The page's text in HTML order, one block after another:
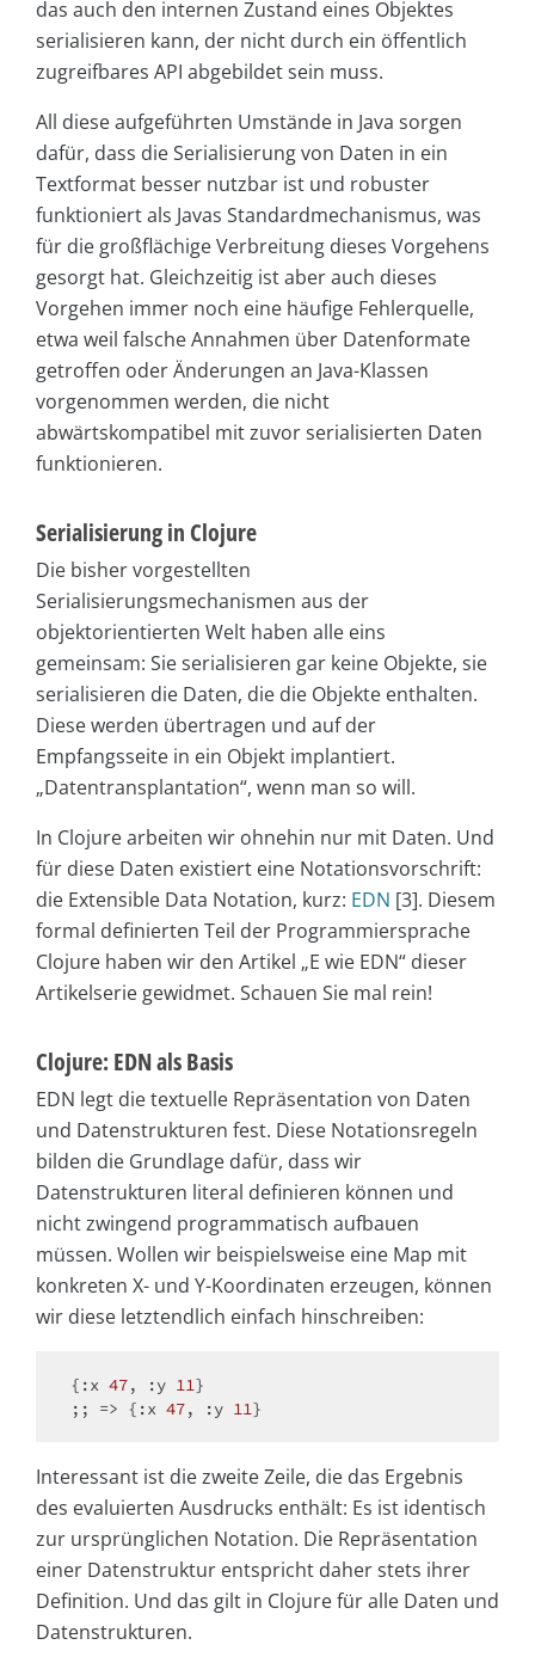
das auch den internen Zustand eines Objektes
serialisieren kann, der nicht durch ein öffentlich
zugreifbares API abgebildet sein muss.
All diese aufgeführten Umstände in Java sorgen
dafür, dass die Serialisierung von Daten in ein
Textformat besser nutzbar ist und robuster
funktioniert als Javas Standardmechanismus, was
für die großflächige Verbreitung dieses Vorgehens
gesorgt hat. Gleichzeitig ist aber auch dieses
Vorgehen immer noch eine häufige Fehlerquelle,
etwa weil falsche Annahmen über Datenformate
getroffen oder Änderungen an Java-Klassen
vorgenommen werden, die nicht
abwärtskompatibel mit zuvor serialisierten Daten
funktionieren.
Serialisierung in Clojure
Die bisher vorgestellten
Serialisierungsmechanismen aus der
objektorientierten Welt haben alle eins
gemeinsam: Sie serialisieren gar keine Objekte, sie
serialisieren die Daten, die die Objekte enthalten.
Diese werden übertragen und auf der
Empfangsseite in ein Objekt implantiert.
„Datentransplantation“, wenn man so will.
In Clojure arbeiten wir ohnehin nur mit Daten. Und
für diese Daten existiert eine Notationsvorschrift:
die Extensible Data Notation, kurz: EDN [3]. Diesem
formal definierten Teil der Programmiersprache
Clojure haben wir den Artikel „E wie EDN“ dieser
Artikelserie gewidmet. Schauen Sie mal rein!
Clojure: EDN als Basis
EDN legt die textuelle Repräsentation von Daten
und Datenstrukturen fest. Diese Notationsregeln
bilden die Grundlage dafür, dass wir
Datenstrukturen literal definieren können und
nicht zwingend programmatisch aufbauen
müssen. Wollen wir beispielsweise eine Map mit
konkreten X- und Y-Koordinaten erzeugen, können
wir diese letztendlich einfach hinschreiben:
{:x 47, :y 11}
;; => {:x 47, :y 11
Interessant ist die zweite Zeile, die das Ergebnis
des evaluierten Ausdrucks enthält: Es ist identisch
zur ursprünglichen Notation. Die Repräsentation
einer Datenstruktur entspricht daher stets ihrer
Definition. Und das gilt in Clojure für alle Daten und
Datenstrukturen.